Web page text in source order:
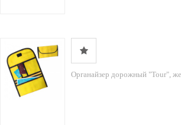
Органайзер дорожный "Tour",